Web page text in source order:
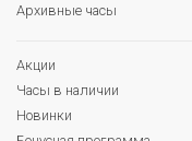
Архивные часы
Акции
Часы в наличии
Новинки